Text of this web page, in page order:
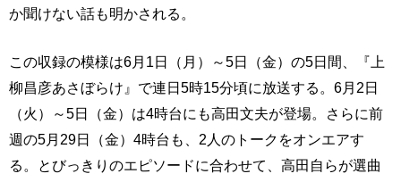
か聞けない話も明かされる。
この収録の模様は6月1日（月）～5日（金）の5日間、『上
柳昌彦あさぼらけ』で連日5時15分頃に放送する。6月2日
（火）～5日（金）は4時台にも高田文夫が登場。さらに前
週の5月29日（金）4時台も、2人のトークをオンエアす
る。とびっきりのエピソードに合わせて、高田自らが選曲